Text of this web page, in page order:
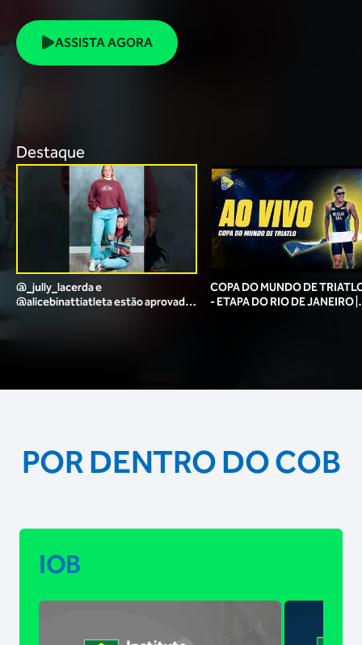
ASSISTA AGORA
Destaque
@_jully_lacerda​ e
@alicebinattiatleta​ estão aprovadas
COPA DO MUNDO DE
- ETAPA DO RIO DE JANEIRO |
POR DENTRO DO COB
IOB